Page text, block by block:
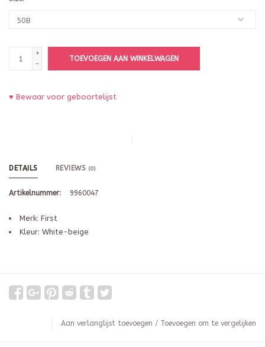
+
-
TOEVOEGEN AAN WINKELWAGEN
♥ Bewaar voor geboortelijst
DETAILS REVIEWS (0)
Artikelnummer: 9960047
Merk: First
Kleur: White-beige
Aan verlanglijst toevoegen / Toevoegen om te vergelijken